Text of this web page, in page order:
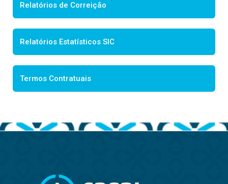
Relatórios de Correição
Relatórios Estatísticos SIC
Termos Contratuais